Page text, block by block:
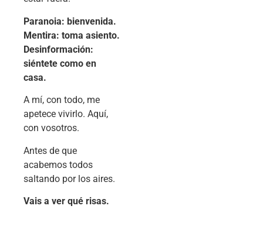
Paranoia: bienvenida.
Mentira: toma asiento.
Desinformación:
siéntete como en
casa.
A mí, con todo, me
apetece vivirlo. Aquí,
con vosotros.
Antes de que
acabemos todos
saltando por los aires.
Vais a ver qué risas.